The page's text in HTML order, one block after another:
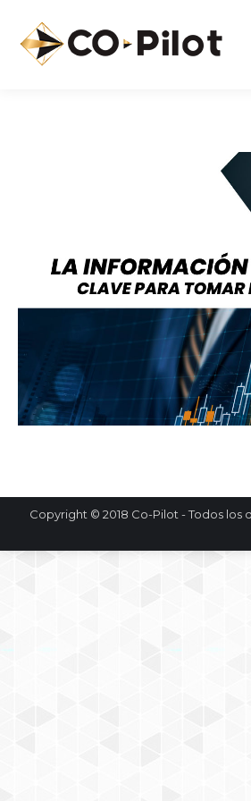
Copyright © 2018 Co-Pilot - Todos los